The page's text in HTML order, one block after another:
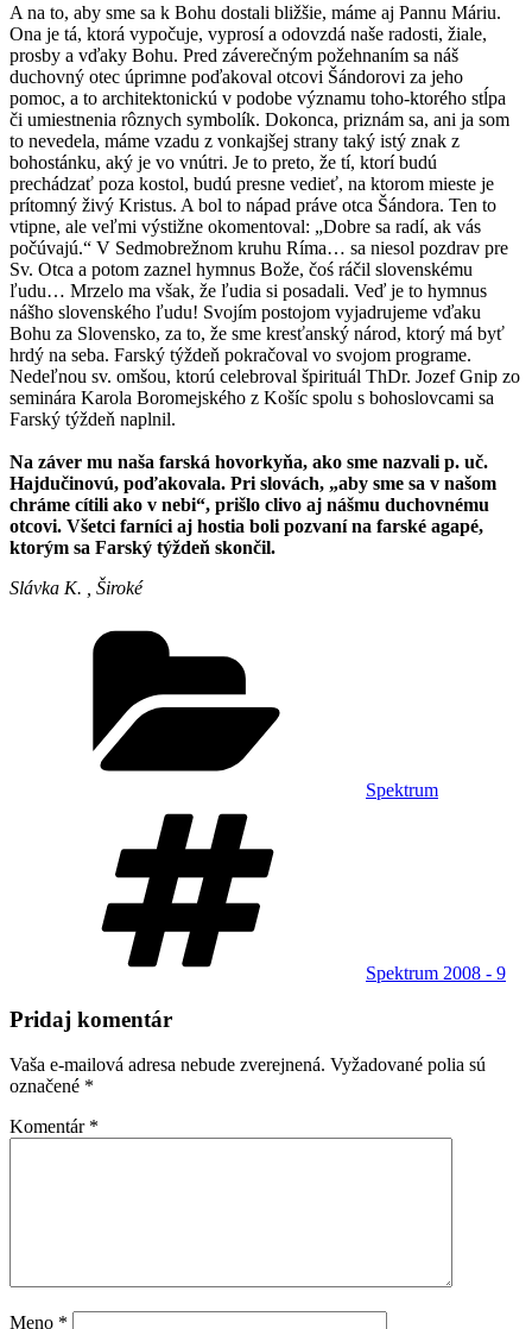
A na to, aby sme sa k Bohu dostali bližšie, máme aj Pannu Máriu.
Ona je tá, ktorá vypočuje, vyprosí a odovzdá naše radosti, žiale,
prosby a vďaky Bohu. Pred záverečným požehnaním sa náš
duchovný otec úprimne poďakoval otcovi Šándorovi za jeho
pomoc, a to architektonickú v podobe významu toho-ktorého stĺpa
či umiestnenia rôznych symbolík. Dokonca, priznám sa, ani ja som
to nevedela, máme vzadu z vonkajšej strany taký istý znak z
bohostánku, aký je vo vnútri. Je to preto, že tí, ktorí budú
prechádzať poza kostol, budú presne vedieť, na ktorom mieste je
prítomný živý Kristus. A bol to nápad práve otca Šándora. Ten to
vtipne, ale veľmi výstižne okomentoval: „Dobre sa radí, ak vás
počúvajú.“ V Sedmobrežnom kruhu Ríma… sa niesol pozdrav pre
Sv. Otca a potom zaznel hymnus Bože, čoś ráčil slovenskému
ľudu… Mrzelo ma však, že ľudia si posadali. Veď je to hymnus
nášho slovenského ľudu! Svojím postojom vyjadrujeme vďaku
Bohu za Slovensko, za to, že sme kresťanský národ, ktorý má byť
hrdý na seba. Farský týždeň pokračoval vo svojom programe.
Nedeľnou sv. omšou, ktorú celebroval špirituál ThDr. Jozef Gnip zo
seminára Karola Boromejského z Košíc spolu s bohoslovcami sa
Farský týždeň naplnil.
Na záver mu naša farská hovorkyňa, ako sme nazvali p. uč.
Hajdučinovú, poďakovala. Pri slovách, „aby sme sa v našom
chráme cítili ako v nebi“, prišlo clivo aj nášmu duchovnému
otcovi. Všetci farníci aj hostia boli pozvaní na farské agapé,
ktorým sa Farský týždeň skončil.
Slávka K. , Široké
Spektrum
Spektrum 2008 - 9
Pridaj komentár
Vaša e-mailová adresa nebude zverejnená. Vyžadované polia sú
označené *
Komentár *
Meno *